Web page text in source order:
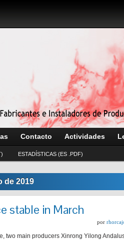
Contacto Actividades
ESTADÍSTICAS (ES .PDF)
de 2019
stable in March
por
two main producers Xinrong Yilong